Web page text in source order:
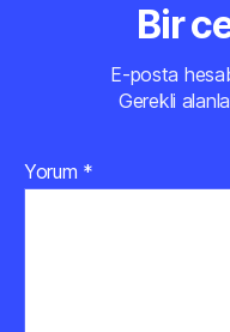
Bir
E-posta
Gerekli
Yorum *